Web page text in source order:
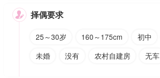
 择偶要求
25～30岁 160～175cm 初中
未婚
没有 农村自建房 无车